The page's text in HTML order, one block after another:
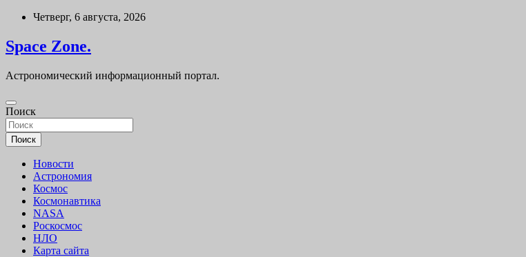
Перейти
содержимому
Четверг, 6 августа, 2026
Space Zone.
Астрономический информационный портал.
Поиск
Поиск
Новости
Астрономия
Космос
Космонавтика
NASA
Роскосмос
НЛО
Карта сайта